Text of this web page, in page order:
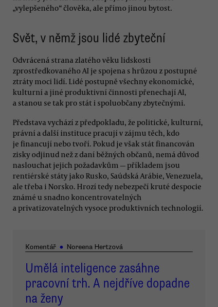
„vylepšeného“ člověka, ale přímo jinou bytost.
Svět, v němž jsou lidé zbyteční
Odvrácená strana zlatého věku lidskosti
zprostředkovaného AI je spojena s hrůzou z postupné
ztráty moci lidí. Lidé postupně všechny ekonomické,
kulturní a jiné produktivní činnosti přenechají AI,
a stanou se tak pro stát i spoluobčany zbytečnými.
Představa vychází z předpokladu, že politické, kulturní,
právní a další instituce pracují v zájmu těch, kdo
je financují nebo tvoří. Pokud je však stát financován
zisky odjinud než z daní běžných občanů, nemá důvod
naslouchat jejich požadavkům — příkladem jsou
rentiérské státy jako Rusko, Saúdská Arábie, Venezuela,
ale třeba i Norsko. Hrozí tedy nebezpečí kruté despocie
známé u snadno koncentrovatelných
a privatizovatelných vysoce produktivních technologií.
Komentář ● Noreena Hertzová
Umělá inteligence zasáhne
pracovní trh. A nejdříve dopadne
na ženy